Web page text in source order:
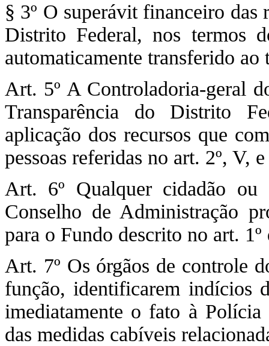
§ 3º O superávit financeiro das
Distrito Federal, nos termos
automaticamente transferido
Art. 5º A Controladoria-geral
Transparência do Distrito
aplicação dos recursos que
pessoas referidas no art. 2º, V,
Art. 6º Qualquer cidadão ou
Conselho de Administração
para o Fundo descrito no art. 1º
Art. 7º Os órgãos de controle
função, identificarem indícios
imediatamente o fato à
das medidas cabíveis